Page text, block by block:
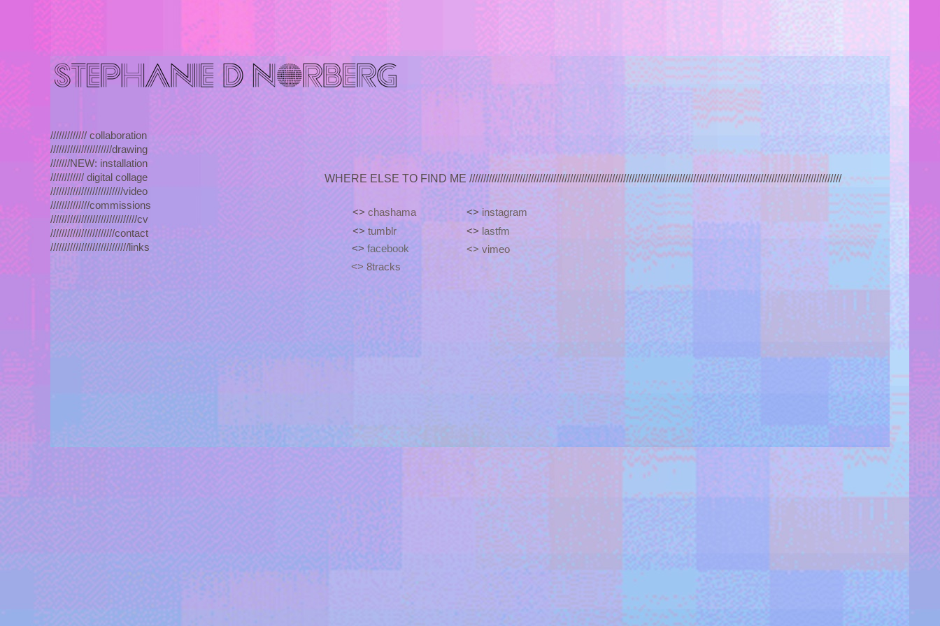
WHERE ELSE TO FIND ME /////////////////////////////////////////////////////////////////////////////////////////////////////////////////////////////////////
<>tumblr
<> facebook
<> lastfm
<> vimeo
<> chashama <> instagram
///////////// collaboration
//////////////////////drawing
///////NEW: installation
//////////// digital collage
//////////////////////////video
//////////////commissions
///////////////////////////////cv
///////////////////////contact
////////////////////////////links
<> 8tracks